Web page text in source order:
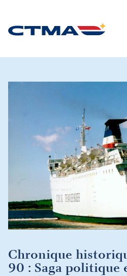
Chronique
90 : Saga politique